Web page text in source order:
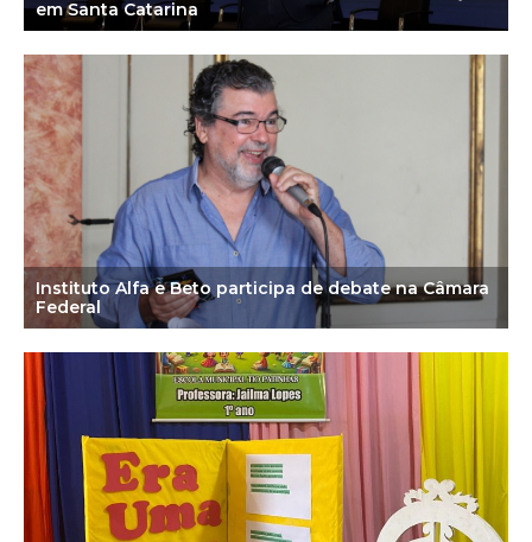
em Santa Catarina
Instituto Alfa e Beto participa de debate na Câmara
Federal